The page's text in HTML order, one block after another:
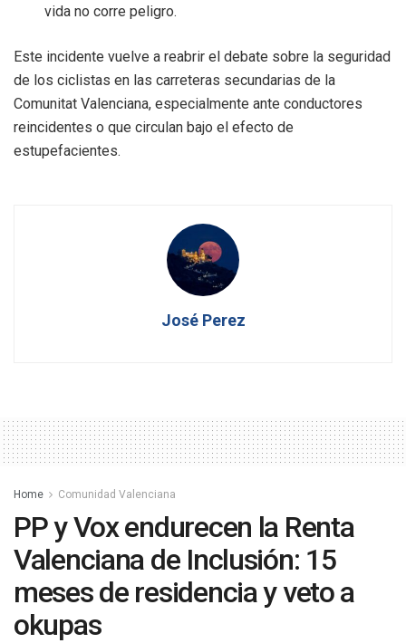
vida no corre peligro.
Este incidente vuelve a reabrir el debate sobre la seguridad
de los ciclistas en las carreteras secundarias de la
Comunitat Valenciana, especialmente ante conductores
reincidentes o que circulan bajo el efecto de
estupefacientes.
José Perez
Home Comunidad Valenciana
PP y Vox endurecen la Renta
Valenciana de Inclusión: 15
meses de residencia y veto a
okupas